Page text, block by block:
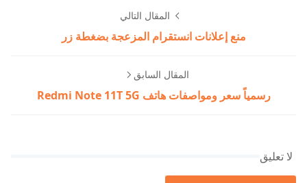
المقال التالي
منع إعلانات انستقرام المزعجة بضغطة زر
المقال السابق
رسمياً سعر ومواصفات هاتف Redmi Note 11T 5G
لا تعليق